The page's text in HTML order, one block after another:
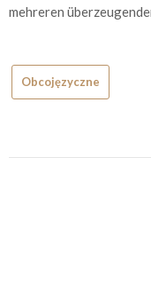
mehreren
Obcojęzyczne